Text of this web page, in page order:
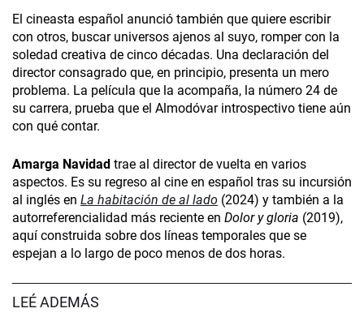
El cineasta español anunció también que quiere escribir
con otros, buscar universos ajenos al suyo, romper con la
soledad creativa de cinco décadas. Una declaración del
director consagrado que, en principio, presenta un mero
problema. La película que la acompaña, la número 24 de
su carrera, prueba que el Almodóvar introspectivo tiene aún
con qué contar.
Amarga Navidad trae al director de vuelta en varios
aspectos. Es su regreso al cine en español tras su incursión
al inglés en La habitación de al lado (2024) y también a la
autorreferencialidad más reciente en Dolor y gloria (2019),
aquí construida sobre dos líneas temporales que se
espejan a lo largo de poco menos de dos horas.
LEÉ ADEMÁS